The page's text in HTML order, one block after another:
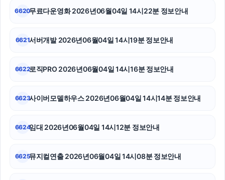
폰테크
강남하수구막힘
6620무료다운영화 2026년06월04일 14시22분 정보안내
6621서버개발 2026년06월04일 14시19분 정보안내
6622로직PRO 2026년06월04일 14시16분 정보안내
6623사이버모델하우스 2026년06월04일 14시14분 정보안내
6624임대 2026년06월04일 14시12분 정보안내
6625뮤지컬연출 2026년06월04일 14시08분 정보안내